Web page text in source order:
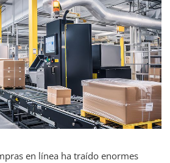
en línea ha traído enormes